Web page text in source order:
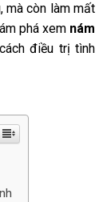
mà còn làm mất
phá xem nám
điều trị tình